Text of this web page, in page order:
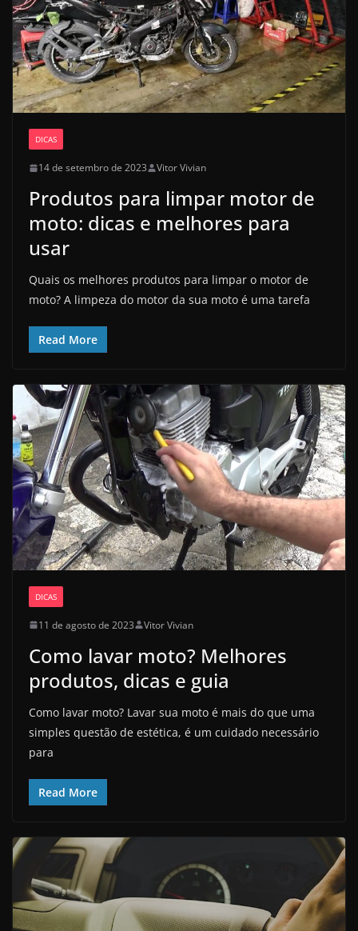
DICAS
14 de setembro de 2023 Vitor Vivian
Produtos para limpar motor de
moto: dicas e melhores para
usar
Quais os melhores produtos para limpar o motor de
moto? A limpeza do motor da sua moto é uma tarefa
Read More
DICAS
11 de agosto de 2023 Vitor Vivian
Como lavar moto? Melhores
produtos, dicas e guia
Como lavar moto? Lavar sua moto é mais do que uma
simples questão de estética, é um cuidado necessário
para
Read More